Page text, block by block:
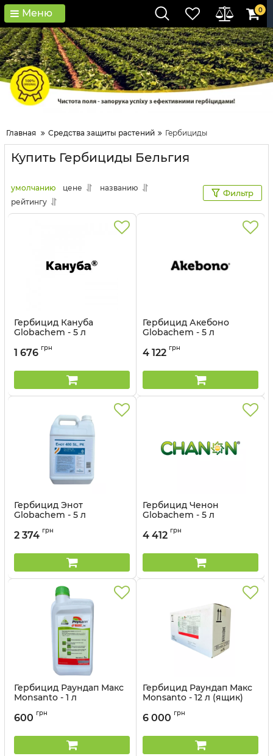
Меню 0
Главная Средства защиты растений Гербициды
Купить Гербициды Бельгия
умолчанию цене
названию
рейтингу
Фильтр
Гербицид Кануба
Globachem - 5 л
1 676 грн
Гербицид Акебоно
Globachem - 5 л
4 122 грн
Гербицид Энот
Globachem - 5 л
2 374 грн
Гербицид Ченон
Globachem - 5 л
4 412 грн
Гербицид Раундап Макс
Monsanto - 1 л
600 грн
Гербицид Раундап Макс
Monsanto - 12 л (ящик)
6 000 грн